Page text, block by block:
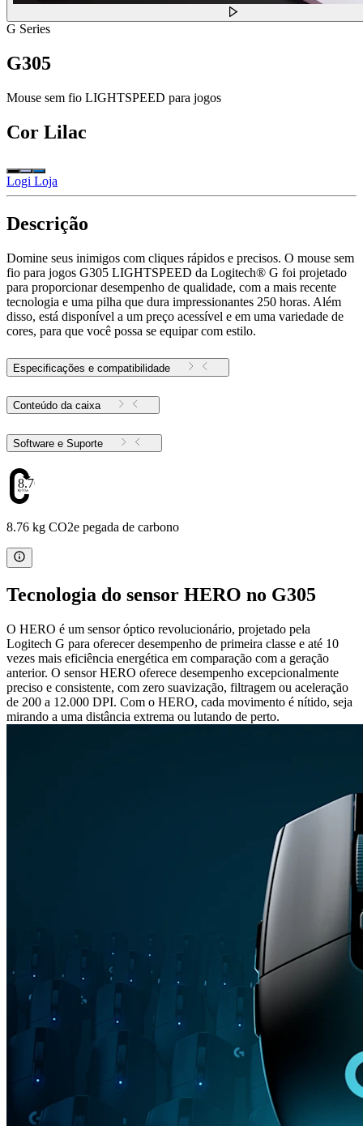
G Series
G305
Mouse sem fio LIGHTSPEED para jogos
Cor Lilac
Logi Loja
Descrição
Domine seus inimigos com cliques rápidos e precisos. O mouse sem
fio para jogos G305 LIGHTSPEED da Logitech® G foi projetado
para proporcionar desempenho de qualidade, com a mais recente
tecnologia e uma pilha que dura impressionantes 250 horas. Além
disso, está disponível a um preço acessível e em uma variedade de
cores, para que você possa se equipar com estilo.
Especificações e compatibilidade
Conteúdo da caixa
Software e Suporte
8.76
8.76 kg CO2e pegada de carbono
Tecnologia do sensor HERO no G305
O HERO é um sensor óptico revolucionário, projetado pela
Logitech G para oferecer desempenho de primeira classe e até 10
vezes mais eficiência energética em comparação com a geração
anterior. O sensor HERO oferece desempenho excepcionalmente
preciso e consistente, com zero suavização, filtragem ou aceleração
de 200 a 12.000 DPI. Com o HERO, cada movimento é nítido, seja
mirando a uma distância extrema ou lutando de perto.